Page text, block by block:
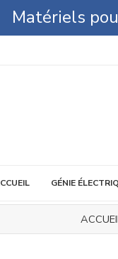
Matériels
GÉNIE